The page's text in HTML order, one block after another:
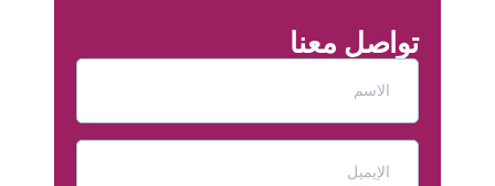
تواصل معنا